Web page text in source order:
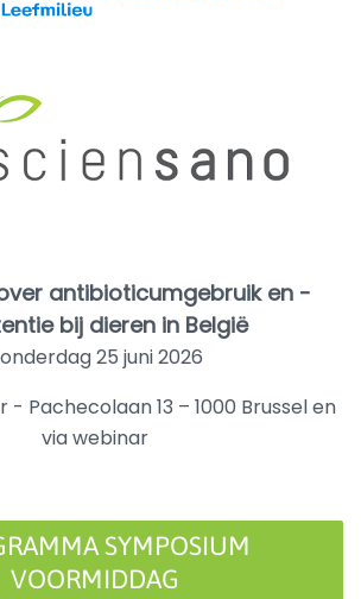
antibioticumgebruik en -
bij dieren in België
25 juni 2026
Pachecolaan 13 – 1000 Brussel en
via webinar
SYMPOSIUM
VOORMIDDAG